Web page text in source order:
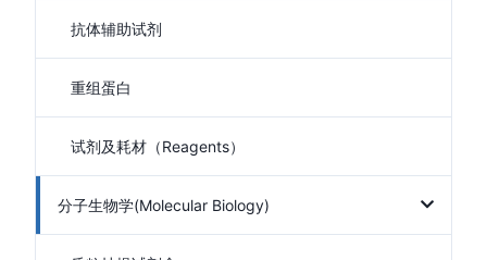
抗体辅助试剂
重组蛋白
试剂及耗材（Reagents）
分子生物学(Molecular Biology)